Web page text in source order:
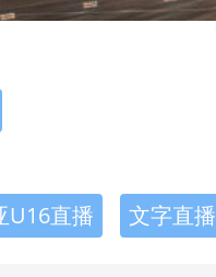
U16直播
文字直播